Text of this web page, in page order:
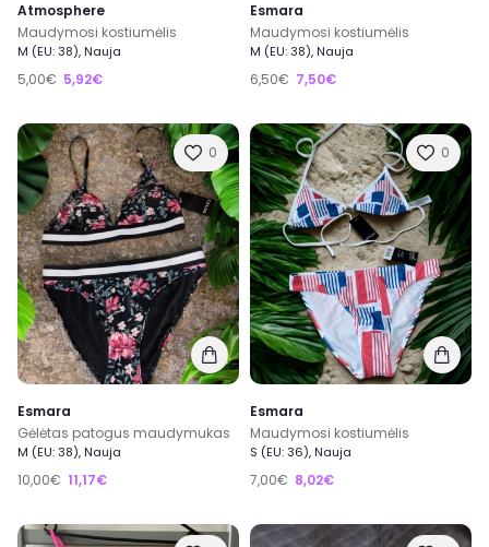
Atmosphere
Maudymosi kostiumėlis
M (EU: 38), Nauja
5,00€ 5,92€
Esmara
Maudymosi kostiumėlis
M (EU: 38), Nauja
6,50€ 7,50€
0
Esmara
Gėlėtas patogus maudymukas
M (EU: 38), Nauja
10,00€ 11,17€
0
Esmara
Maudymosi kostiumėlis
S (EU: 36), Nauja
7,00€ 8,02€